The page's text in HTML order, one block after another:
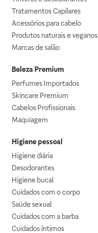
Tratamentos Capilares
Acessórios para cabelo
Produtos naturais e veganos
Marcas de salão
Beleza Premium
Perfumes Importados
Skincare Premium
Cabelos Profissionais
Maquiagem
Higiene pessoal
Higiene diária
Desodorantes
Higiene bucal
Cuidados com o corpo
Saúde sexual
Cuidados com a barba
Cuidados íntimos